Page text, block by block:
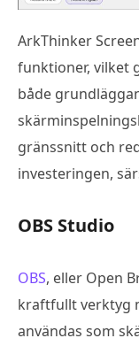
ArkThinker
funktioner, vilket
både
gränssnitt och
investeringen,
OBS Studio
OBS, eller Open
kraftfullt verktyg
användas som